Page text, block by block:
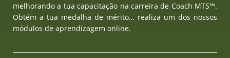
melhorando a tua capacitação na carreira de Coach MTS™.
Obtém a tua medalha de mérito… realiza um dos nossos
módulos de aprendizagem online.